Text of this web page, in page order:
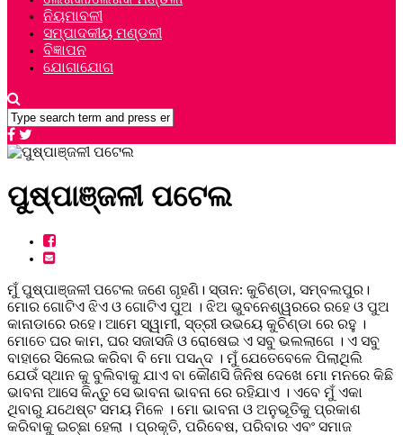
ନିୟମାବଳୀ
ସମ୍ପାଦକୀୟ ମଣ୍ଡଳୀ
ବିଜ୍ଞାପନ
ଯୋଗାଯୋଗ
ପୁଷ୍ପାଞ୍ଜଳୀ ପଟେଲ
ମୁଁ ପୁଷ୍ପାଞ୍ଜଳୀ ପଟେଲ ଜଣେ ଗୃହଣି। ସ୍ତାନ: କୁଚିଣ୍ଡା, ସମ୍ବଲପୁର।
ମୋର ଗୋଟିଏ ଝିଏ ଓ ଗୋଟିଏ ପୁଅ । ଝିଅ ଭୁବନେଶ୍ୱରରେ ରହେ ଓ ପୁଅ
କାନାଡାରେ ରହେ। ଆମେ ସ୍ୱାମୀ, ସ୍ତ୍ରୀ ଉଭୟେ କୁଚିଣ୍ଡା ରେ ରହୁ ।
ମୋତେ ଘର କାମ, ଘର ସଜାସଜି ଓ ରୋଷେଇ ଏ ସବୁ ଭଲଲାଗେ । ଏ ସବୁ
ବାହାରେ ସିଲେଇ କରିବା ବି ମୋ ପସନ୍ଦ । ମୁଁ ଯେତେବେଳେ ପିଲାଥିଲି
ଯେଉଁ ସ୍ଥାନ କୁ ବୁଲିବାକୁ ଯାଏ ବା କୌଣସି ଜିନିଷ ଦେଖେ ମୋ ମନରେ କିଛି
ଭାବନା ଆସେ କିନ୍ତୁ ସେ ଭାବନା ଭାବନା ରେ ରହିଯାଏ । ଏବେ ମୁଁ ଏକା
ଥିବାରୁ ଯଥେଷ୍ଟ ସମୟ ମିଳେ । ମୋ ଭାବନା ଓ ଅନୁଭୂତିକୁ ପ୍ରକାଶ
କରିବାକୁ ଇଚ୍ଛା ହେଲା । ପ୍ରକୃତି, ପରିବେଷ, ପରିବାର ଏବଂ ସମାଜ